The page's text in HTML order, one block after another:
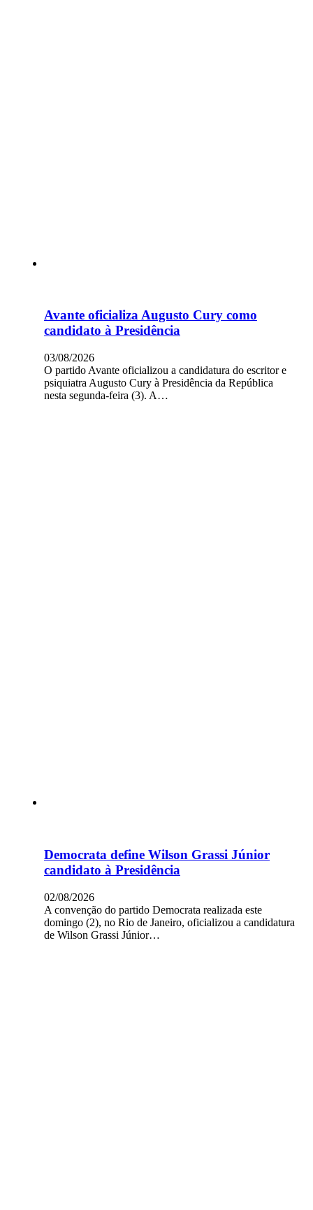
Avante oficializa Augusto Cury como
candidato à Presidência
03/08/2026
O partido Avante oficializou a candidatura do escritor e
psiquiatra Augusto Cury à Presidência da República
nesta segunda-feira (3). A…
Democrata define Wilson Grassi Júnior
candidato à Presidência
02/08/2026
A convenção do partido Democrata realizada este
domingo (2), no Rio de Janeiro, oficializou a candidatura
de Wilson Grassi Júnior…